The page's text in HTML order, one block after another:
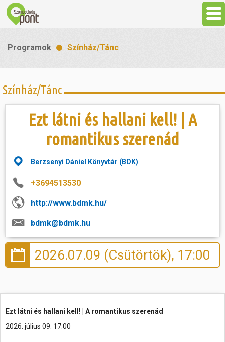
Látnivalók
Gasztronómia
Szállás
Sport
Szabadidő
Hasznos
Programok Színház/Tánc
Színház/Tánc
Ezt látni és hallani kell! | A
romantikus szerenád
Berzsenyi Dániel Könyvtár (BDK)
+3694513530
http://www.bdmk.hu/
bdmk@bdmk.hu
2026.07.09 (Csütörtök), 17:00
Ezt látni és hallani kell! | A romantikus szerenád
2026. július 09. 17:00